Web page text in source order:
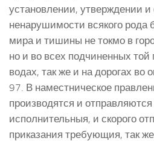
установлении, утверждении и
ненарушимости всякого рода
мира и тишины не токмо в
но и во всех подчиненных той
водах, так же и на дорогах во
97. В наместническое
производятся и
исполнительныя, и скорого
приказания требующия, так